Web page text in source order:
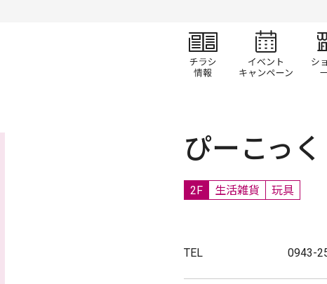
チラシ情報 イ
ぴーこっく
2F 生活雑貨 玩具
TEL 0943-